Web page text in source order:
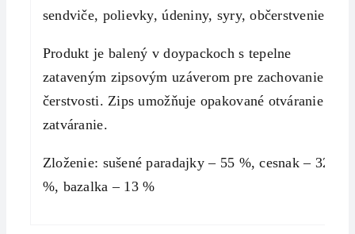
sendviče, polievky, údeniny, syry, občerstvenie.
Produkt je balený v doypackoch s tepelne
zataveným zipsovým uzáverom pre zachovanie
čerstvosti. Zips umožňuje opakované otváranie a
zatváranie.
Zloženie: sušené paradajky – 55 %, cesnak – 32
%, bazalka – 13 %